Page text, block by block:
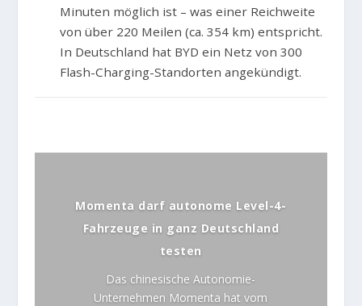
Minuten möglich ist – was einer Reichweite
von über 220 Meilen (ca. 354 km) entspricht.
In Deutschland hat BYD ein Netz von 300
Flash-Charging-Standorten angekündigt.
Momenta darf autonome Level-4-
Fahrzeuge in ganz Deutschland
testen
Das chinesische Autonomie-
Unternehmen Momenta hat vom